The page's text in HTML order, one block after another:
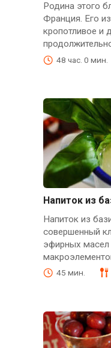
Родина этого
Франция. Его
кропотливое и
48 час. 0 мин.
Напиток из
Напиток из
совершенный
эфирных масел
45 мин.